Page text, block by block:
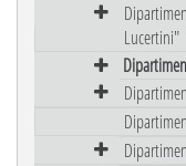
Lucertini"